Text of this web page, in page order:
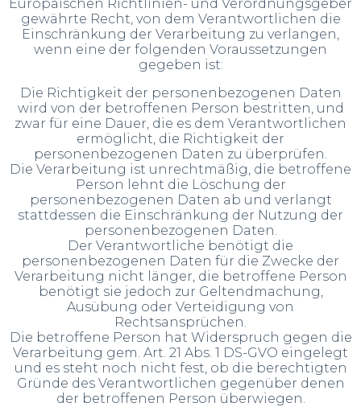
Europäischen Richtlinien- und Verordnungsgeber
gewährte Recht, von dem Verantwortlichen die
Einschränkung der Verarbeitung zu verlangen,
wenn eine der folgenden Voraussetzungen
gegeben ist:
Die Richtigkeit der personenbezogenen Daten
wird von der betroffenen Person bestritten, und
zwar für eine Dauer, die es dem Verantwortlichen
ermöglicht, die Richtigkeit der
personenbezogenen Daten zu überprüfen.
Die Verarbeitung ist unrechtmäßig, die betroffene
Person lehnt die Löschung der
personenbezogenen Daten ab und verlangt
stattdessen die Einschränkung der Nutzung der
personenbezogenen Daten.
Der Verantwortliche benötigt die
personenbezogenen Daten für die Zwecke der
Verarbeitung nicht länger, die betroffene Person
benötigt sie jedoch zur Geltendmachung,
Ausübung oder Verteidigung von
Rechtsansprüchen.
Die betroffene Person hat Widerspruch gegen die
Verarbeitung gem. Art. 21 Abs. 1 DS-GVO eingelegt
und es steht noch nicht fest, ob die berechtigten
Gründe des Verantwortlichen gegenüber denen
der betroffenen Person überwiegen.